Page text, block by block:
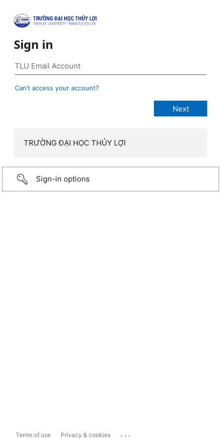
Sign in
Can’t access your account?
TRƯỜNG ĐẠI HỌC THỦY LỢI
Sign-in options
Terms of use Privacy & cookies ...